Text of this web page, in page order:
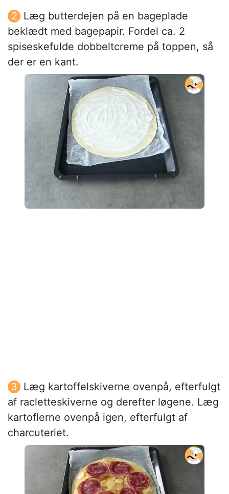
Læg butterdejen på en bageplade
beklædt med bagepapir. Fordel ca. 2
spiseskefulde dobbeltcreme på toppen, så
der er en kant.
Læg kartoffelskiverne ovenpå, efterfulgt
af racletteskiverne og derefter løgene. Læg
kartoflerne ovenpå igen, efterfulgt af
charcuteriet.